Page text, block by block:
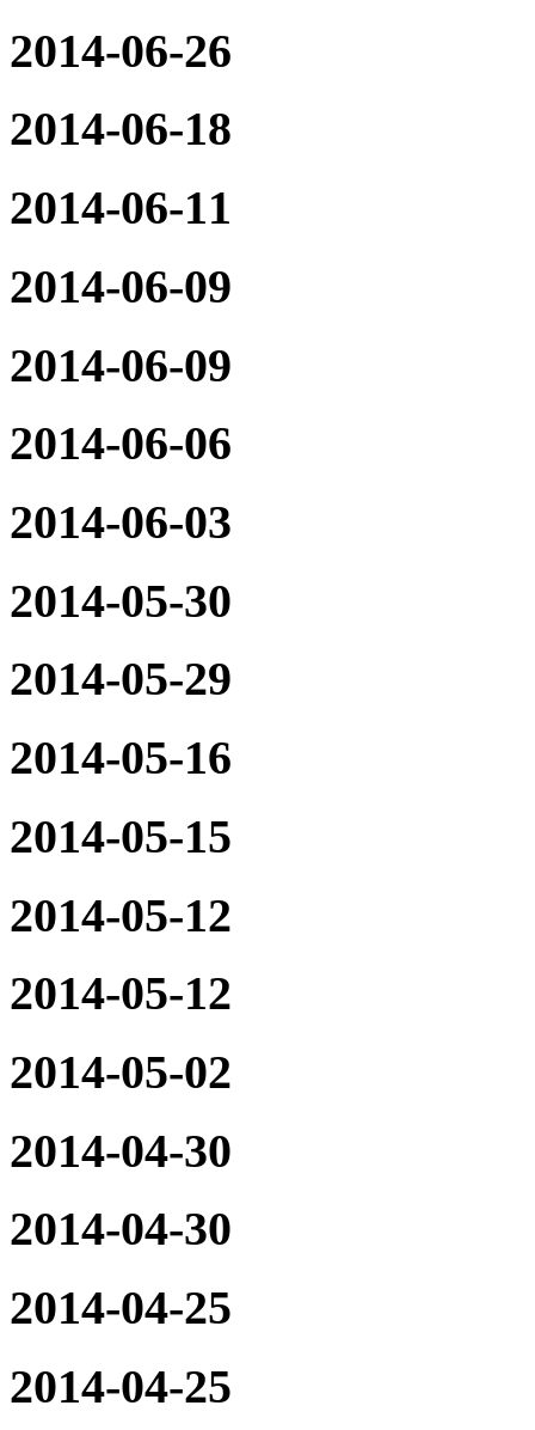
2014-06-26
2014-06-18
2014-06-11
2014-06-09
2014-06-09
2014-06-06
2014-06-03
2014-05-30
2014-05-29
2014-05-16
2014-05-15
2014-05-12
2014-05-12
2014-05-02
2014-04-30
2014-04-30
2014-04-25
2014-04-25